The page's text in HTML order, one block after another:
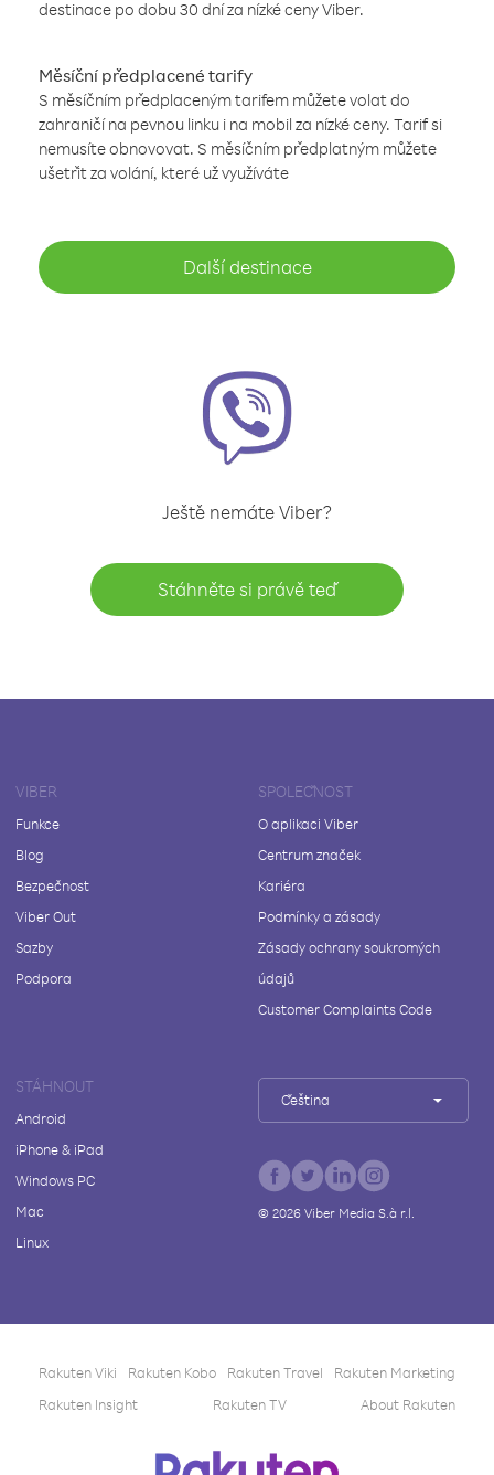
destinace po dobu 30 dní za nízké ceny Viber.
Měsíční předplacené tarify
S měsíčním předplaceným tarifem můžete volat do
zahraničí na pevnou linku i na mobil za nízké ceny. Tarif si
nemusíte obnovovat. S měsíčním předplatným můžete
ušetřit za volání, které už využíváte
Další destinace
Ještě nemáte Viber?
Stáhněte si právě teď
VIBER
Funkce
Blog
Bezpečnost
Viber Out
Sazby
Podpora
SPOLEČNOST
O aplikaci Viber
Centrum značek
Kariéra
Podmínky a zásady
Zásady ochrany soukromých
údajů
Customer Complaints Code
STÁHNOUT
Android
iPhone & iPad
Windows PC
Mac
Linux
Čeština
© 2026Viber Media S.à r.l.
Rakuten Viki Rakuten Kobo Rakuten Travel
Rakuten Marketing
Rakuten Insight
Rakuten TV About Rakuten